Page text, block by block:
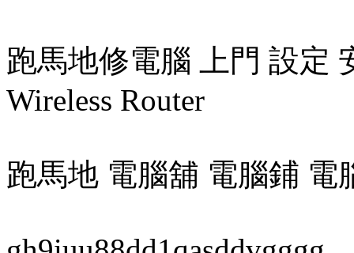
跑馬地修電腦 上門 設定
Wireless Router
跑馬地 電腦舖 電腦鋪 電